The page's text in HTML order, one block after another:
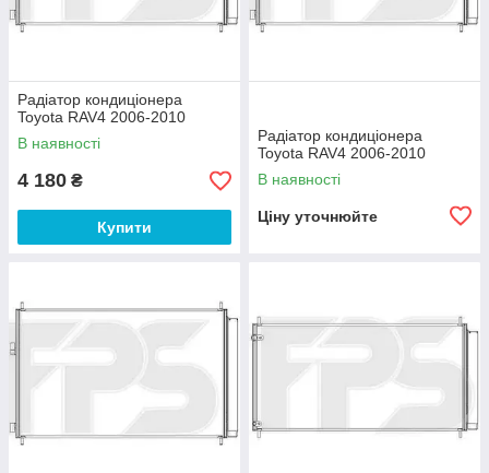
Радіатор кондиціонера
Toyota RAV4 2006-2010
В наявності
4 180 ₴
Купити
Радіатор кондиціонера
Toyota RAV4 2006-2010
В наявності
Ціну уточнюйте